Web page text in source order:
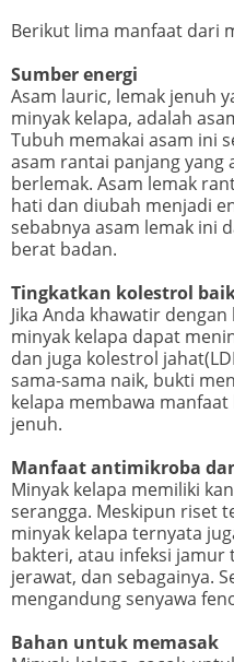
Berikut lima manfaat dari
Sumber energi
Asam lauric, lemak jenuh
minyak kelapa, adalah
Tubuh memakai asam ini
asam rantai panjang yang
berlemak. Asam lemak
hati dan diubah menjadi
sebabnya asam lemak ini
berat badan.
Tingkatkan kolestrol
Jika Anda khawatir
minyak kelapa dapat
dan juga kolestrol
sama-sama naik, bukti
kelapa membawa
jenuh.
Manfaat antimikroba
Minyak kelapa memiliki
serangga. Meskipun riset
minyak kelapa ternyata
bakteri, atau infeksi
jerawat, dan sebagainya.
mengandung senyawa
Bahan untuk memasak